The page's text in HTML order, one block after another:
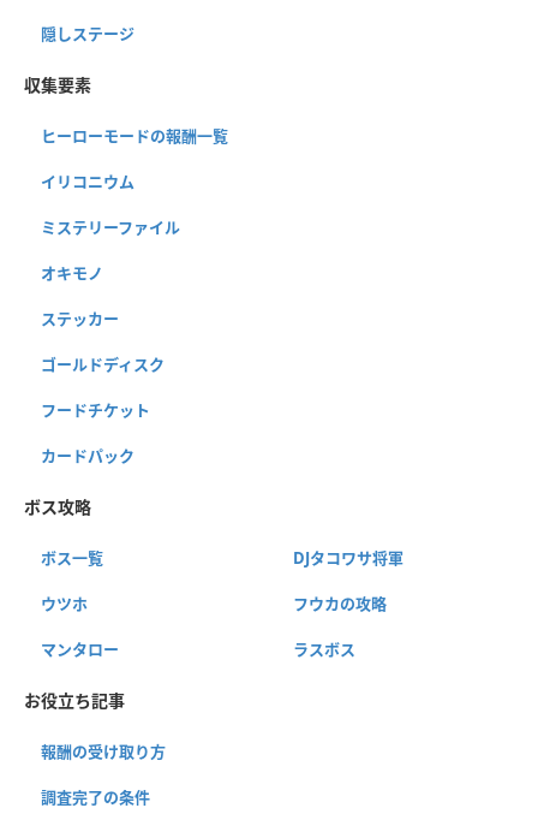
隠しステージ
収集要素
ヒーローモードの報酬一覧
イリコニウム
ミステリーファイル
オキモノ
ステッカー
ゴールドディスク
フードチケット
カードパック
ボス攻略
ボス一覧 DJタコワサ将軍
ウツホ フウカの攻略
マンタロー ラスボス
お役立ち記事
報酬の受け取り方
調査完了の条件